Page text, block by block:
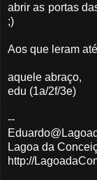
abrir as portas
;)
Aos que leram
aquele abraço,
edu (1a/2f/3e)
--
Lagoa da
http://